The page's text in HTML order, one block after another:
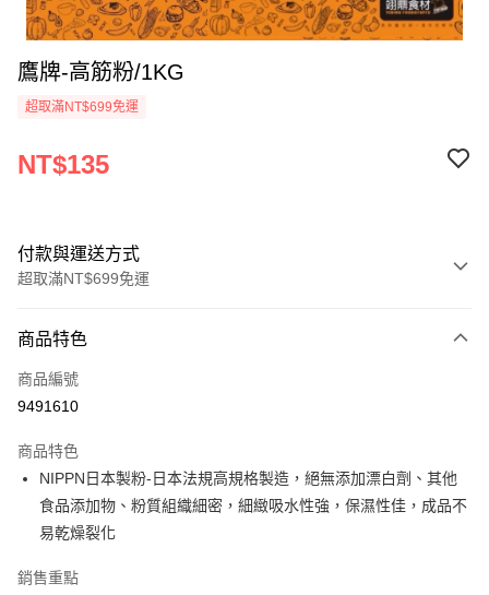
鷹牌-高筋粉/1KG
超取滿NT$699免運
NT$135
付款與運送方式
超取滿NT$699免運
信用卡一次付款
Apple Pay
運送方式
• 付款後全家取貨
每筆NT$60，滿NT$699(含以上)免運費
每筆NT$60，滿NT$699(含以上)免運費
商品特色
商品編號
9491610
商品特色
NIPPN日本製粉-日本法規高規格製造，絕無添加漂白劑、其他
食品添加物、粉質組織細密，細緻吸水性強，保濕性佳，成品不
易乾燥裂化
銷售重點